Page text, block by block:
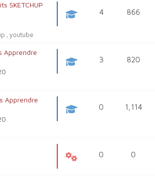
SKETCHUP
, youtube
4 866
Apprendre
3 820
Apprendre
0 1,114
0 0